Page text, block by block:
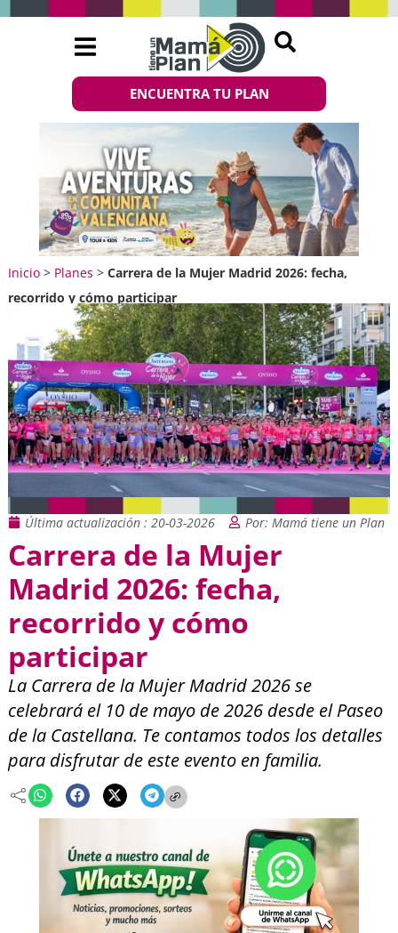
ENCUENTRA TU PLAN
Inicio> Planes > Carrera de la Mujer Madrid 2026: fecha,
recorrido y cómo participar
Última actualización : 20-03-2026 Por: Mamá tiene un Plan
Carrera de la Mujer
Madrid 2026: fecha,
recorrido y cómo
participar
La Carrera de la Mujer Madrid 2026 se
celebrará el 10 de mayo de 2026 desde el Paseo
de la Castellana. Te contamos todos los detalles
para disfrutar de este evento en familia.